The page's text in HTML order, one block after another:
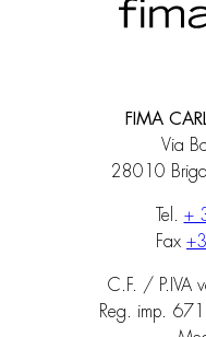
FIMA
Via
28010
Tel. +
Fax
C.F. / P.IVA
Reg. imp.